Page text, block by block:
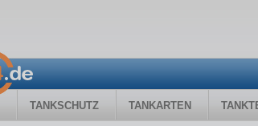
TANKSCHUTZ TANKARTEN